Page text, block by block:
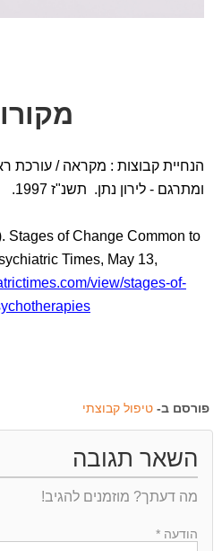
הנחיית קבוצות : מקראה / עורכת
ומתרגם - לירון נתן. תשנ"ז 1997.
Stages of Change Common to
Times, May 13,
view/stages-of-
פורסם ב- טיפול קבוצתי
השאר תגובה
מה דעתך? מוזמנים להגיב!
הודעה *